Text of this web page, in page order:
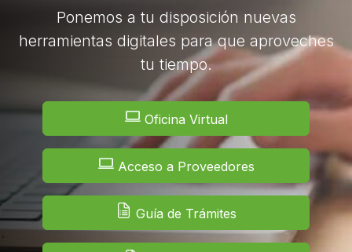
Ponemos a tu disposición nuevas
herramientas digitales para que aproveches
tu tiempo.
Oficina Virtual
Acceso a Proveedores
Guía de Trámites